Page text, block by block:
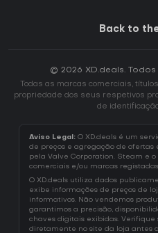
Back to
© 2026 XD.deals.
Todas as marcas comerciais,
propriedade dos seus respetivos
de
Aviso Legal: O XD.deals é um
de preços e agregação de ofertas
pela Valve Corporation. Steam e
comerciais e/ou marcas
O XD.deals utiliza dados
exibe informações de preços de
informativos. Não vendemos
garantimos a precisão,
chaves digitais exibidas. Verifique
diretamente no site da loja antes